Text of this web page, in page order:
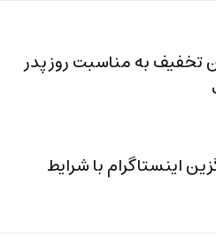
تخفیف به مناسبت روز پدر
اینستاگرام با شرایط